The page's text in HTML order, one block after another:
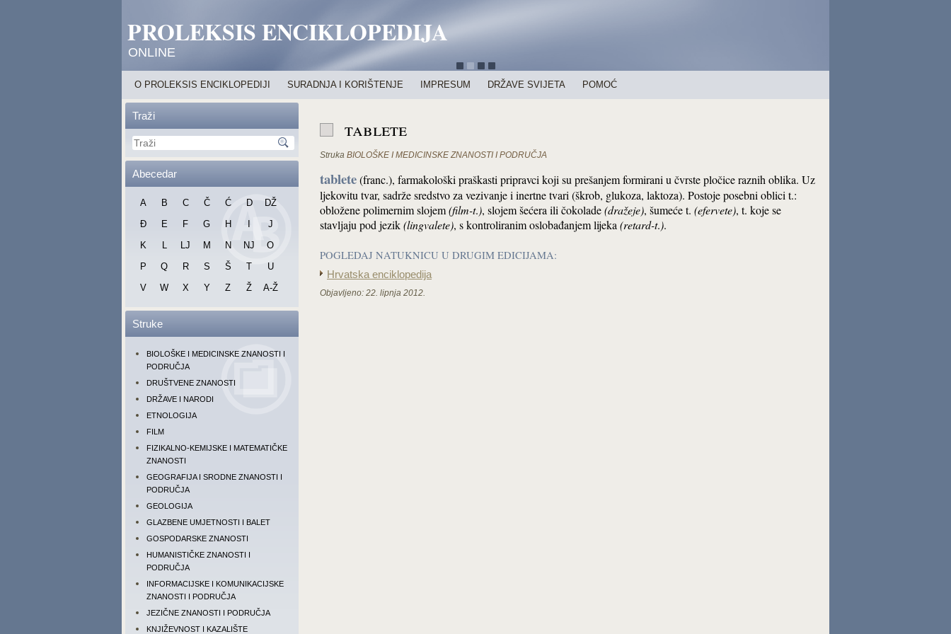
PROLEKSIS ENCIKLOPEDIJA
ONLINE
O PROLEKSIS ENCIKLOPEDIJI SURADNJA I KORIŠTENJE IMPRESUM DRŽAVE SVIJETA POMOĆ
Traži
Abecedar
A B C Č Ć D
DŽ
Đ
E F G H
J
K
L LJ M N NJ
O
P
Q R S Š T
U
V
W X Y Z Ž A-Ž
Struke
BIOLOŠKE I MEDICINSKE ZNANOSTI I
PODRUČJA
DRUŠTVENE ZNANOSTI
DRŽAVE I NARODI
ETNOLOGIJA
FILM
FIZIKALNO-KEMIJSKE I MATEMATIČKE
ZNANOSTI
GEOGRAFIJA I SRODNE ZNANOSTI I
PODRUČJA
GEOLOGIJA
GLAZBENE UMJETNOSTI I BALET
GOSPODARSKE ZNANOSTI
HUMANISTIČKE ZNANOSTI I
PODRUČJA
INFORMACIJSKE I KOMUNIKACIJSKE
ZNANOSTI I PODRUČJA
JEZIČNE ZNANOSTI I PODRUČJA
KNJIŽEVNOST I KAZALIŠTE
tablete
Struka BIOLOŠKE I MEDICINSKE ZNANOSTI I PODRUČJA
tablete(franc.), farmakološki praškasti pripravci koji su prešanjem formirani u čvrste pločice raznih oblika. Uz
ljekovitu tvar, sadrže sredstvo za vezivanje i inertne tvari (škrob, glukoza, laktoza). Postoje posebni oblici t.:
obložene polimernim slojem(film-t.), slojem šećera ili čokolade(dražeje), šumeće t. (efervete), t. koje se
stavljaju pod jezik(lingvalete), s kontroliranim oslobađanjem lijeka (retard-t.).
POGLEDAJ NATUKNICU U DRUGIM EDICIJAMA:
Hrvatska enciklopedija
Objavljeno: 22. lipnja 2012.